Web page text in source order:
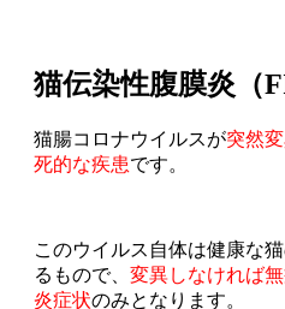
猫伝染性腹膜炎（
猫腸コロナウイルスが突然
死的な疾患です。
このウイルス自体は健康な
るもので、 変異しなければ
炎症状のみとなります。